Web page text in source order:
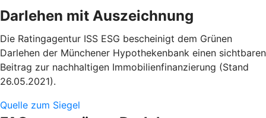
Darlehen mit Auszeichnung
Die Ratingagentur ISS ESG bescheinigt dem Grünen
Darlehen der Münchener Hypothekenbank einen sichtbaren
Beitrag zur nachhaltigen Immobilienfinanzierung (Stand
26.05.2021).
Quelle zum Siegel